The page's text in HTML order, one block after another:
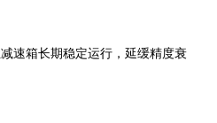
速箱长期稳定运行，延缓精度衰